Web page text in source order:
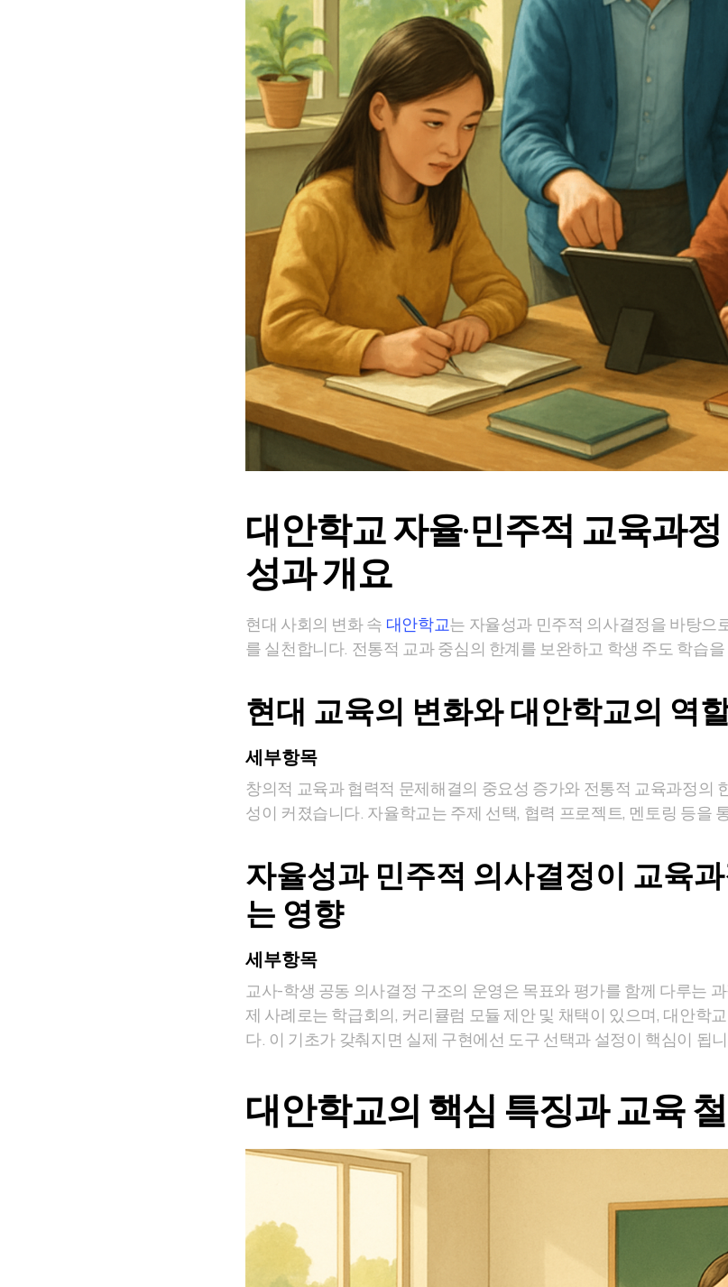
대안학교 자율·민주적 교육과
성과 개요
현대 사회의 변화 속 대안학교는 자율성과 민주적 의사결정을 바탕으
를 실천합니다. 전통적 교과 중심의 한계를 보완하고 학생 주도 학습
현대 교육의 변화와 대안학교의 역
세부항목
창의적 교육과 협력적 문제해결의 중요성 증가와 전통적 교육과정의
성이 커졌습니다. 자율학교는 주제 선택, 협력 프로젝트, 멘토링 등을
자율성과 민주적 의사결정이 교육
는 영향
세부항목
교사-학생 공동 의사결정 구조의 운영은 목표와 평가를 함께 다루는
제 사례로는 학급회의, 커리큘럼 모듈 제안 및 채택이 있으며, 대안학
다. 이 기초가 갖춰지면 실제 구현에선 도구 선택과 설정이 핵심이 됩
대안학교의 핵심 특징과 교육